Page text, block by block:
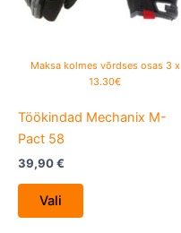
Maksa kolmes võrdses osas 3 x
13.30€
Töökindad Mechanix M-
Pact 58
39,90€
Vali
options
chosen
the